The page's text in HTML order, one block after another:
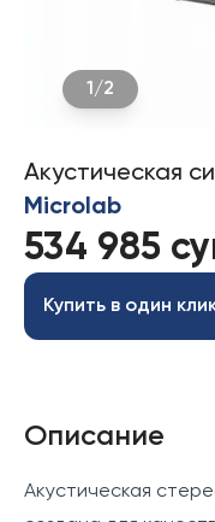
1 /2
Акустическая
Microlab
534 985
Купить в один
Описание
Акустическая